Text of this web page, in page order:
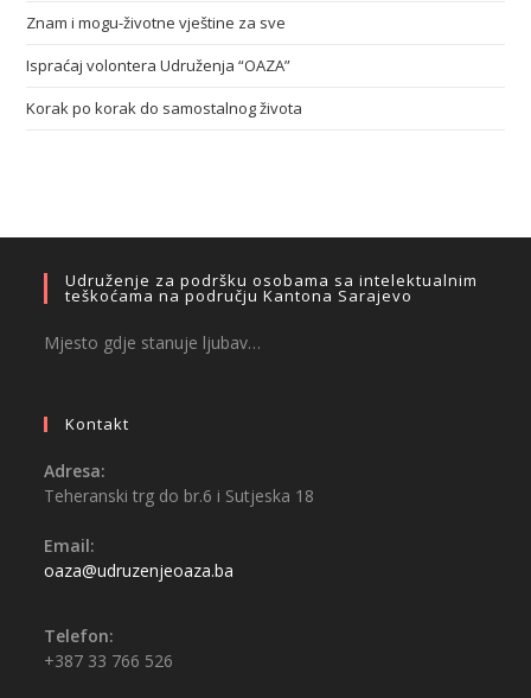
Znam i mogu-životne vještine za sve
Ispraćaj volontera Udruženja “OAZA”
Korak po korak do samostalnog života
Udruženje za podršku osobama sa intelektualnim
teškoćama na području Kantona Sarajevo
Mjesto gdje stanuje ljubav…
Kontakt
Adresa:
Teheranski trg do br.6 i Sutjeska 18
Email:
oaza@udruzenjeoaza.ba
Telefon:
+387 33 766 526